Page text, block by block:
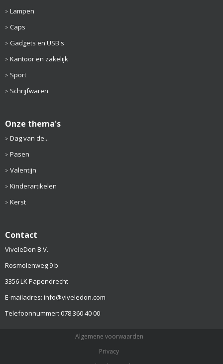
Lampen
Caps
Gadgets en USB's
Kantoor en zakelijk
Sport
Schrijfwaren
Onze thema's
Dag van de...
Pasen
Valentijn
Kinderartikelen
Kerst
Contact
ViveleDon B.V.
Rosmolenweg 9 b
3356 LK Papendrecht
E-mailadres: info@viveledon.com
Telefoonnummer: 078 360 40 00
Algemene voorwaarden
Privacy